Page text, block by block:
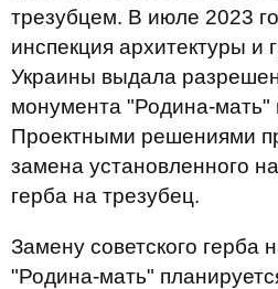
трезубцем. В июле 2023
инспекция архитектуры и
Украины выдала
монумента "Родина-мать"
Проектными решениями
замена установленного
герба на трезубец.
Замену советского герба
"Родина-мать"